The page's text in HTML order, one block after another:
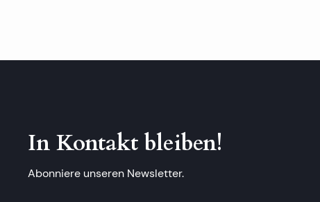
In Kontakt bleiben!
Abonniere unseren Newsletter.